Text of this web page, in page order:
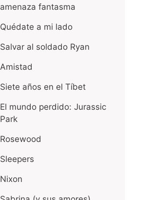
amenaza fantasma
Quédate a mi lado
Salvar al soldado Ryan
Amistad
Siete años en el Tíbet
El mundo perdido: Jurassic
Park
Rosewood
Sleepers
Nixon